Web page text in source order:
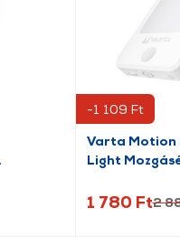
-1 109 Ft
Varta Motion
Light
1 780 Ft2